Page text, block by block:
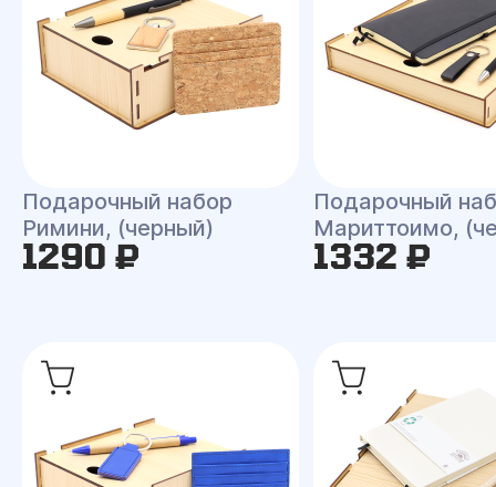
Подарочный набор
Римини, (черный)
1290 ₽
Подарочный
Мариттоимо,
1332 ₽